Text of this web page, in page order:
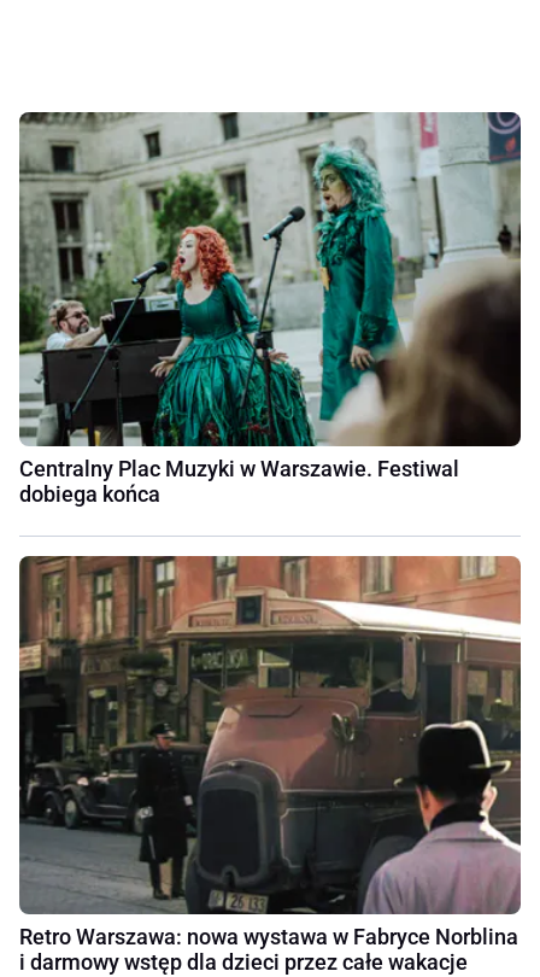
Centralny Plac Muzyki w Warszawie. Festiwal
dobiega końca
Retro Warszawa: nowa wystawa w Fabryce Norblina
i darmowy wstęp dla dzieci przez całe wakacje